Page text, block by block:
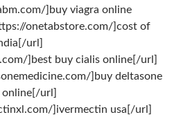
]buy viagra online
onetabstore.com/]cost of
url]
]best buy cialis online[/url]
]buy deltasone
online[/url]
]ivermectin usa[/url]